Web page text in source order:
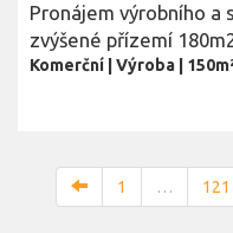
Pronájem výrobního a
zvýšené přízemí
Komerční Výroba
1 … 121